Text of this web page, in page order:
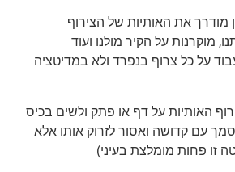
מודרך את האותיות של הצירוף
מוקרנות על הקיר מולנו ועוד
על כל צרוף בנפרד ולא במדיטציה
האותיות על דף או פתק ולשים בכיס
עם קדושה ואסור לזרוק אותו אלא
זו פחות מומלצת בעיני)